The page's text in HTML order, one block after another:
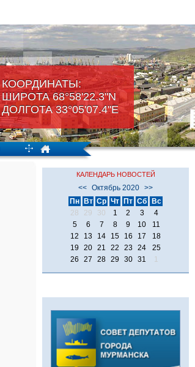
КООРДИНАТЫ:
ШИРОТА 68°58'22.3"N
ДОЛГОТА 33°05'07.4"Е
КАЛЕНДАРЬ НОВОСТЕЙ
<< Октябрь 2020 >>
Пн
Вт Ср Чт Пт Сб
Вс
28
29 30 1 2 3
4
5
6 7 8 9 10
11
12
13 14 15 16 17
18
19
20 21 22 23 24
25
26
27 28 29 30 31 1